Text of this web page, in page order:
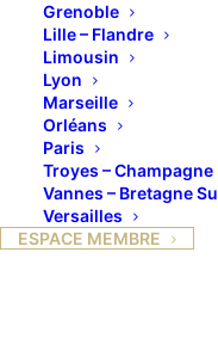
Grenoble
Lille – Flandre
Limousin
Lyon
Marseille
Orléans
Paris
Troyes – Champagne
Vannes – Bretagne
Versailles
ESPACE MEMBRE
Partageons tous